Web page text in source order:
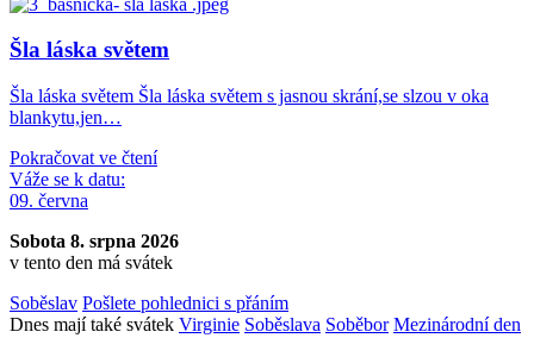
Šla láska světem
Šla láska světem Šla láska světem s jasnou skrání,se slzou v oka
blankytu,jen…
Pokračovat ve čtení
Váže se k datu:
09. června
Sobota 8. srpna 2026
v tento den má svátek
Soběslav Pošlete pohlednici s přáním
Dnes mají také svátek Virginie Soběslava Soběbor Mezinárodní den